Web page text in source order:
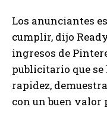
Los anunciantes
cumplir, dijo
ingresos de
publicitario que se
rapidez,
con un buen valor